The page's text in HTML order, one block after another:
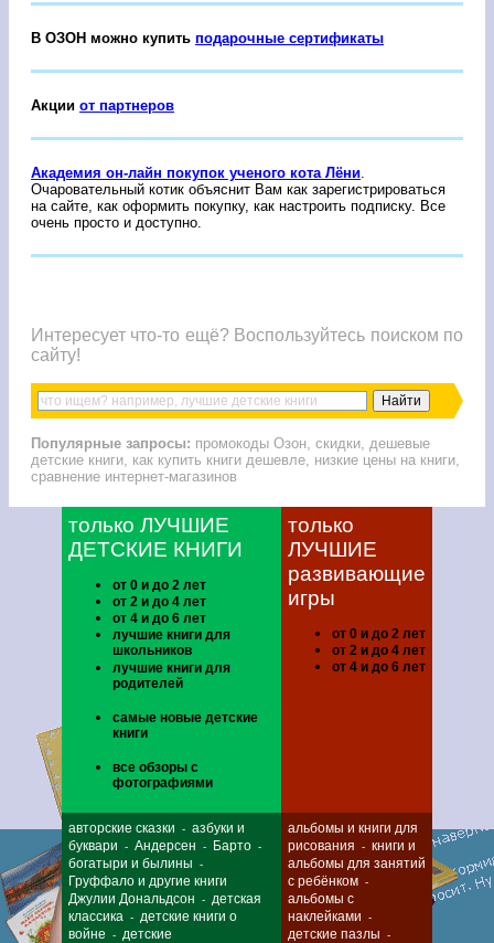
В ОЗОН можно купить подарочные сертификаты
Акции от партнеров
Академия он-лайн покупок ученого кота Лёни
Очаровательный котик объяснит Вам как зарегистрироваться
на сайте, как оформить покупку, как настроить подписку. Все
очень просто и доступно.
Интересует что-то ещё? Воспользуйтесь поиском по
сайту!
Популярные запросы: промокоды Озон, скидки, дешевые
детские книги, как купить книги дешевле, низкие цены на книги,
сравнение интернет-магазинов
только ЛУЧШИЕ
ДЕТСКИЕ КНИГИ
от 0 и до 2 лет
от 2 и до 4 лет
от 4 и до 6 лет
лучшие книги для
школьников
лучшие книги для
родителей
самые новые детские
книги
все обзоры с
фотографиями
только
ЛУЧШИЕ
развивающие
игры
от 0 и до 2 лет
от 2 и до 4 лет
от 4 и до 6 лет
авторские сказки - азбуки и
буквари - Андерсен - Барто -
богатыри и былины -
Груффало и другие книги
Джулии Дональдсон - детская
классика - детские книги о
войне - детские
альбомы и книги для
рисования - книги и
альбомы для занятий
с ребёнком -
альбомы с
наклейками -
детские пазлы -